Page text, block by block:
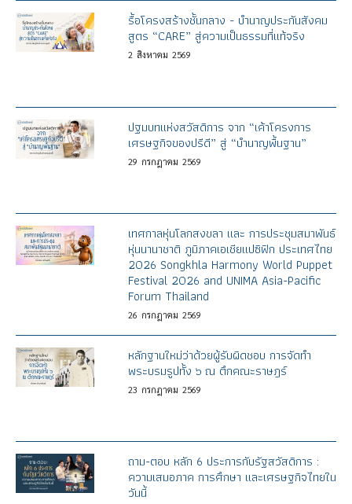
รื้อโครงสร้างชั้นกลาง - บำนาญประกันสังคม
สูตร “CARE” สู่ความเป็นธรรมที่แท้จริง
2 สิงหาคม 2569
ปฐมบทแห่งสวัสดิการ จาก “เค้าโครงการ
เศรษฐกิจของปรีดี” สู่ “บำนาญพื้นฐาน”
29 กรกฎาคม 2569
เทศกาลหุ่นโลกสงขลา และ การประชุมสมาพันธ์
หุ่นนานาชาติ ภูมิภาคเอเชียแปซิฟิก ประเทศไทย
2026 Songkhla Harmony World Puppet
Festival 2026 and UNIMA Asia-Pacific
Forum Thailand
26 กรกฎาคม 2569
หลักฐานใหม่ว่าด้วยผู้รับผิดชอบ การจัดทำ
พระบรมรูปทั้ง ๖ ณ ตึกคณะราษฎร์
23 กรกฎาคม 2569
ถาม-ตอบ หลัก 6 ประการกับรัฐสวัสดิการ :
ความเสมอภาค การศึกษา และเศรษฐกิจไทยใน
วันนี้